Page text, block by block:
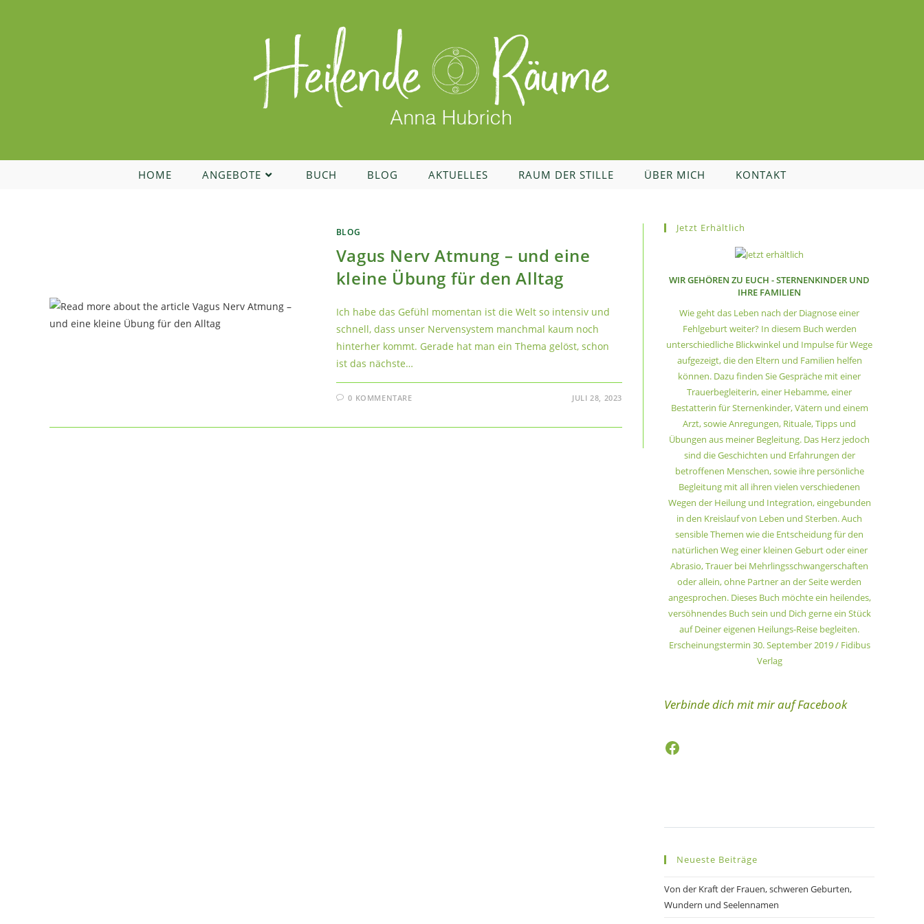
HOME ANGEBOTE BUCH BLOG AKTUELLES RAUM DER STILLE ÜBER MICH KONTAKT
BLOG
Vagus Nerv Atmung – und eine
kleine Übung für den Alltag
Ich habe das Gefühl momentan ist die Welt so intensiv und
schnell, dass unser Nervensystem manchmal kaum noch
hinterher kommt. Gerade hat man ein Thema gelöst, schon
ist das nächste…
0 KOMMENTARE JULI 28, 2023
Jetzt Erhältlich
WIR GEHÖREN ZU EUCH - STERNENKINDER UND
IHRE FAMILIEN
Wie geht das Leben nach der Diagnose einer
Fehlgeburt weiter? In diesem Buch werden
unterschiedliche Blickwinkel und Impulse für Wege
aufgezeigt, die den Eltern und Familien helfen
können. Dazu finden Sie Gespräche mit einer
Trauerbegleiterin, einer Hebamme, einer
Bestatterin für Sternenkinder, Vätern und einem
Arzt, sowie Anregungen, Rituale, Tipps und
Übungen aus meiner Begleitung. Das Herz jedoch
sind die Geschichten und Erfahrungen der
betroffenen Menschen, sowie ihre persönliche
Begleitung mit all ihren vielen verschiedenen
Wegen der Heilung und Integration, eingebunden
in den Kreislauf von Leben und Sterben. Auch
sensible Themen wie die Entscheidung für den
natürlichen Weg einer kleinen Geburt oder einer
Abrasio, Trauer bei Mehrlingsschwangerschaften
oder allein, ohne Partner an der Seite werden
angesprochen. Dieses Buch möchte ein heilendes,
versöhnendes Buch sein und Dich gerne ein Stück
auf Deiner eigenen Heilungs-Reise begleiten.
Erscheinungstermin 30. September 2019 / Fidibus
Verlag
Verbinde dich mit mir auf Facebook
Facebook
Neueste Beiträge
Von der Kraft der Frauen, schweren Geburten,
Wundern und Seelennamen